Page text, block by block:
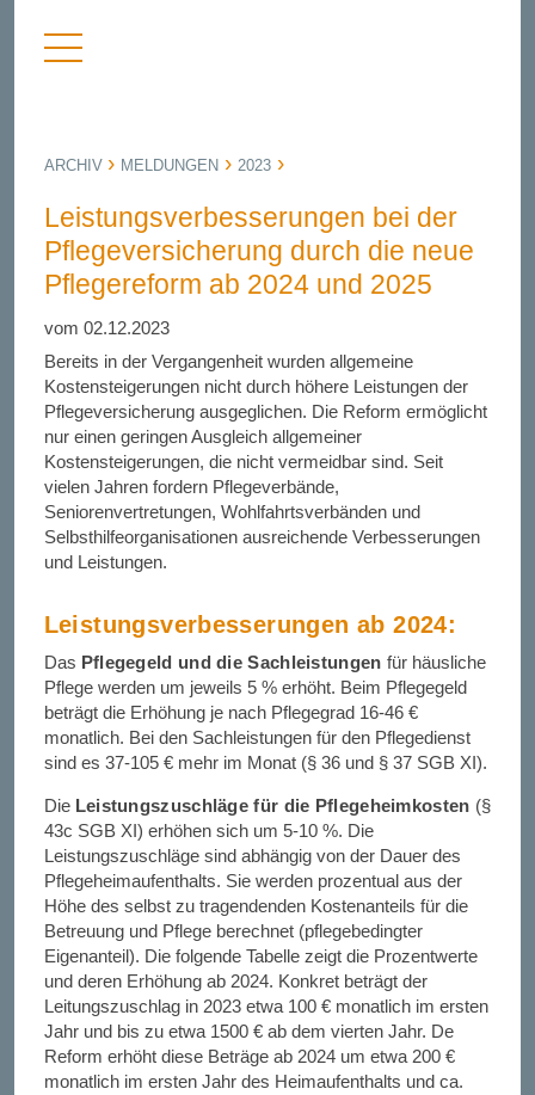
Menü
anzeigen
ARCHIV MELDUNGEN 2023
Leistungsverbesserungen bei der
Pflegeversicherung durch die neue
Pflegereform ab 2024 und 2025
vom 02.12.2023
Bereits in der Vergangenheit wurden allgemeine
Kostensteigerungen nicht durch höhere Leistungen der
Pflegeversicherung ausgeglichen. Die Reform ermöglicht
nur einen geringen Ausgleich allgemeiner
Kostensteigerungen, die nicht vermeidbar sind. Seit
vielen Jahren fordern Pflegeverbände,
Seniorenvertretungen, Wohlfahrtsverbänden und
Selbsthilfeorganisationen ausreichende Verbesserungen
und Leistungen.
Leistungsverbesserungen ab 2024:
Das Pflegegeld und die Sachleistungen für häusliche
Pflege werden um jeweils 5 % erhöht. Beim Pflegegeld
beträgt die Erhöhung je nach Pflegegrad 16-46 €
monatlich. Bei den Sachleistungen für den Pflegedienst
sind es 37-105 € mehr im Monat (§ 36 und § 37 SGB XI).
Die Leistungszuschläge für die Pflegeheimkosten (§
43c SGB XI) erhöhen sich um 5-10 %. Die
Leistungszuschläge sind abhängig von der Dauer des
Pflegeheimaufenthalts. Sie werden prozentual aus der
Höhe des selbst zu tragendenden Kostenanteils für die
Betreuung und Pflege berechnet (pflegebedingter
Eigenanteil). Die folgende Tabelle zeigt die Prozentwerte
und deren Erhöhung ab 2024. Konkret beträgt der
Leitungszuschlag in 2023 etwa 100 € monatlich im ersten
Jahr und bis zu etwa 1500 € ab dem vierten Jahr. De
Reform erhöht diese Beträge ab 2024 um etwa 200 €
monatlich im ersten Jahr des Heimaufenthalts und ca.